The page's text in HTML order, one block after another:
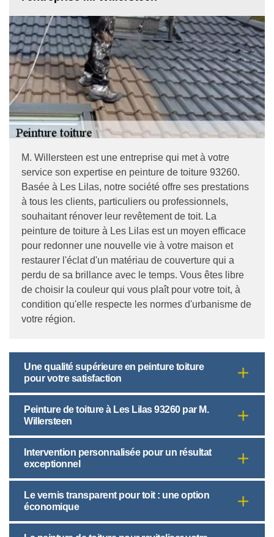
M. Willersteen est une entreprise qui met à votre
service son expertise en peinture de toiture 93260.
Basée à Les Lilas, notre société offre ses prestations
à tous les clients, particuliers ou professionnels,
souhaitant rénover leur revêtement de toit. La
peinture de toiture à Les Lilas est un moyen efficace
pour redonner une nouvelle vie à votre maison et
restaurer l'éclat d'un matériau de couverture qui a
perdu de sa brillance avec le temps. Vous êtes libre
de choisir la couleur qui vous plaît pour votre toit, à
condition qu'elle respecte les normes d'urbanisme de
votre région.
Une qualité supérieure en peinture toiture
pour votre satisfaction
Peinture de toiture à Les Lilas 93260 par M.
Willersteen
Intervention personnalisée pour un résultat
exceptionnel
Le vernis transparent pour toit : une option
économique